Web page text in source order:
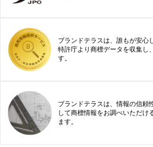
ブランドテラスは、誰もが安心
特許庁より商標データを収集し
す。
ブランドテラスは、情報の信頼
して商標情報をお調べいただけ
ます。